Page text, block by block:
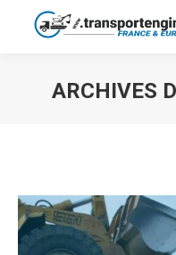
ARCHIVES